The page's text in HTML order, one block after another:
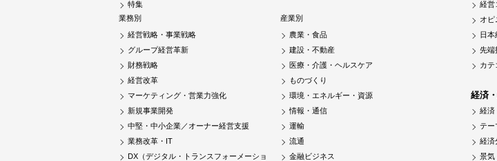
特集
業務別
経営戦略・事業戦略
グループ経営革新
財務戦略
経営改革
マーケティング・営業力強化
新規事業開発
中堅・中小企業／オーナー経営支援
業務改革・IT
DX（デジタル・トランスフォーメーショ
産業別
農業・食品
建設・不動産
医療・介護・ヘルスケア
ものづくり
環境・エネルギー・資源
情報・通信
運輸
流通
金融ビジネス
経営
オピ
日本
先端
カテ
経済
経済
テー
経済
景気